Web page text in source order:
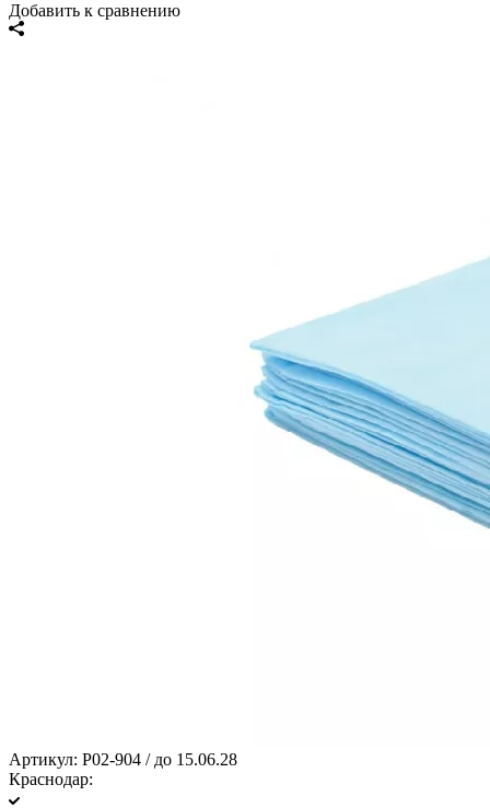
Добавить к сравнению
Артикул: P02-904 / до 15.06.28
Краснодар: